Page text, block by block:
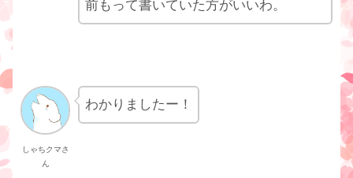
前もって書いていた方がいいわ。
しゃちクマさ
ん
わかりましたー！